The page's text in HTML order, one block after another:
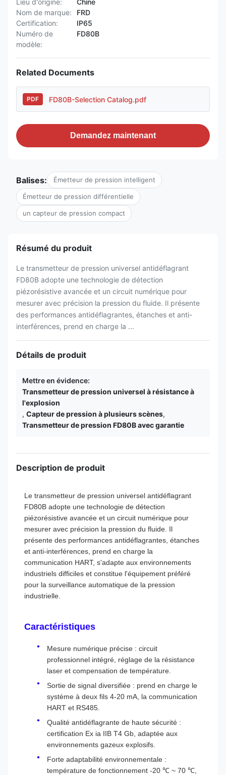
Lieu d'origine:
Chine
Nom de marque:
FRD
Certification:
IP65
Numéro de
modèle:
FD80B
Related Documents
PDF FD80B-Selection Catalog.pdf
Demandez maintenant
Balises: Émetteur de pression intelligent
Émetteur de pression différentielle
un capteur de pression compact
Résumé du produit
Le transmetteur de pression universel antidéflagrant
FD80B adopte une technologie de détection
piézorésistive avancée et un circuit numérique pour
mesurer avec précision la pression du fluide. Il présente
des performances antidéflagrantes, étanches et anti-
interférences, prend en charge la ...
Détails de produit
Mettre en évidence:
Transmetteur de pression universel à résistance à
l'explosion
, Capteur de pression à plusieurs scènes,
Transmetteur de pression FD80B avec garantie
Description de produit
Le transmetteur de pression universel antidéflagrant
FD80B adopte une technologie de détection
piézorésistive avancée et un circuit numérique pour
mesurer avec précision la pression du fluide. Il
présente des performances antidéflagrantes, étanches
et anti-interférences, prend en charge la
communication HART, s'adapte aux environnements
industriels difficiles et constitue l'équipement préféré
pour la surveillance automatique de la pression
industrielle.
Caractéristiques
Mesure numérique précise : circuit
professionnel intégré, réglage de la résistance
laser et compensation de température.
Sortie de signal diversifiée : prend en charge le
système à deux fils 4-20 mA, la communication
HART et RS485.
Qualité antidéflagrante de haute sécurité :
certification Ex ia IIB T4 Gb, adaptée aux
environnements gazeux explosifs.
Forte adaptabilité environnementale :
température de fonctionnement -20 ℃ ~ 70 ℃,